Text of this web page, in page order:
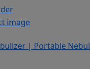
| Portable